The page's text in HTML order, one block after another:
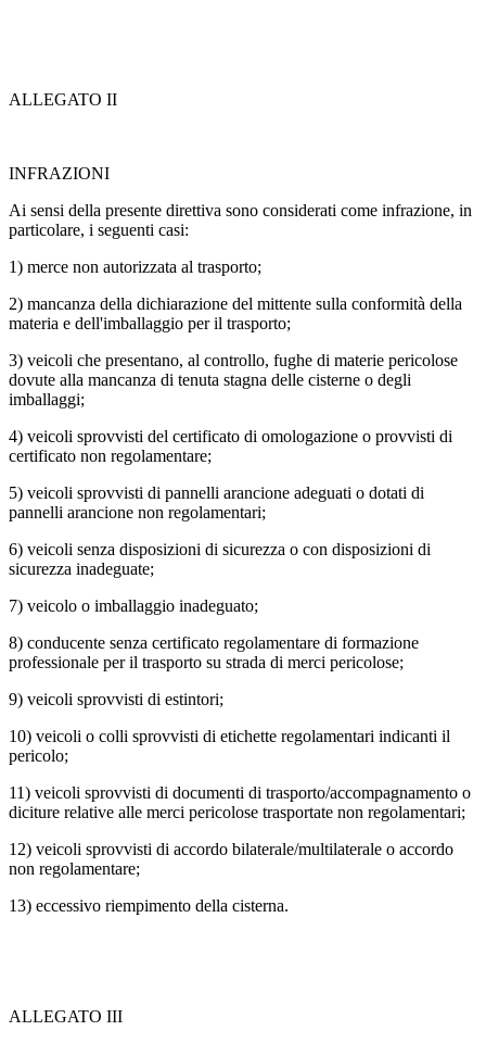
ALLEGATO II
INFRAZIONI
Ai sensi della presente direttiva sono considerati come infrazione, in
particolare, i seguenti casi:
1) merce non autorizzata al trasporto;
2) mancanza della dichiarazione del mittente sulla conformità della
materia e dell'imballaggio per il trasporto;
3) veicoli che presentano, al controllo, fughe di materie pericolose
dovute alla mancanza di tenuta stagna delle cisterne o degli
imballaggi;
4) veicoli sprovvisti del certificato di omologazione o provvisti di
certificato non regolamentare;
5) veicoli sprovvisti di pannelli arancione adeguati o dotati di
pannelli arancione non regolamentari;
6) veicoli senza disposizioni di sicurezza o con disposizioni di
sicurezza inadeguate;
7) veicolo o imballaggio inadeguato;
8) conducente senza certificato regolamentare di formazione
professionale per il trasporto su strada di merci pericolose;
9) veicoli sprovvisti di estintori;
10) veicoli o colli sprovvisti di etichette regolamentari indicanti il
pericolo;
11) veicoli sprovvisti di documenti di trasporto/accompagnamento o
diciture relative alle merci pericolose trasportate non regolamentari;
12) veicoli sprovvisti di accordo bilaterale/multilaterale o accordo
non regolamentare;
13) eccessivo riempimento della cisterna.
ALLEGATO III